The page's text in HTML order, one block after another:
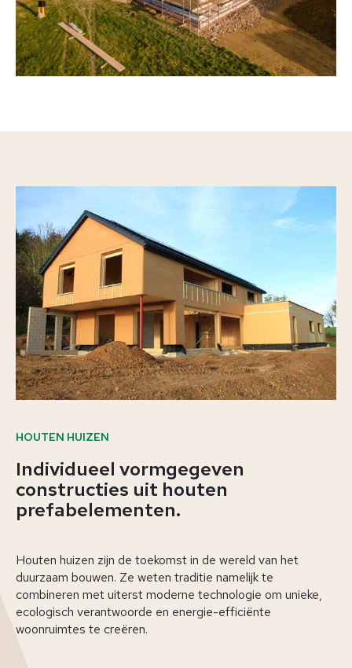
Openbare gebouwen
HOUTEN HUIZEN
Individueel vormgegeven
constructies uit houten
prefabelementen.
Houten huizen zijn de toekomst in de wereld van het
duurzaam bouwen. Ze weten traditie namelijk te
combineren met uiterst moderne technologie om unieke,
ecologisch verantwoorde en energie-efficiënte
woonruimtes te creëren.